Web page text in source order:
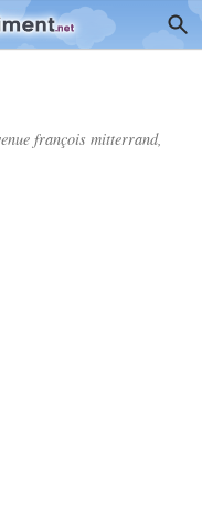
françois mitterrand,